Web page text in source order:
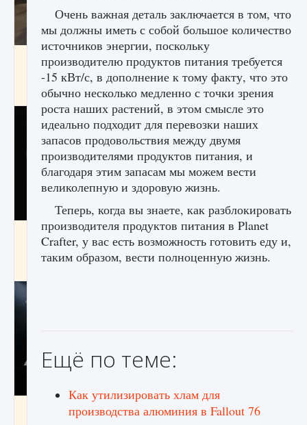
Как исправить неработающие награды For
Honor
9 августа 2024 1 205 0 0
Как разблокировать чертеж счастливого
оружия в MW3 и Warzone
9 августа 2024 0
Все новые функции Ultimate Team в EA FC
Очень важная деталь заключается в том, что
мы должны иметь с собой большое количество
источников энергии, поскольку
производителю продуктов питания требуется
-15 кВт/с, в дополнение к тому факту, что это
обычно несколько медленно с точки зрения
роста наших растений, в этом смысле это
идеально подходит для перевозки наших
запасов продовольствия между двумя
производителями продуктов питания, и
благодаря этим запасам мы можем вести
великолепную и здоровую жизнь.
Теперь, когда вы знаете, как разблокировать
производителя продуктов питания в Planet
Crafter, у вас есть возможность готовить еду и,
таким образом, вести полноценную жизнь.
Ещё по теме:
Как утилизировать хлам для
производства алюминия в Fallout 76